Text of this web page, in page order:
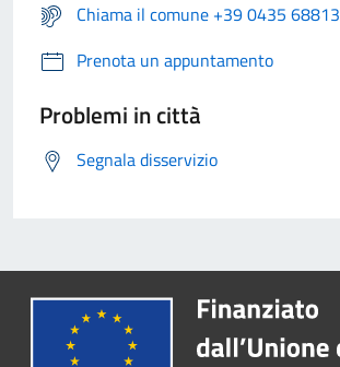
Chiama il comune +39 0435 68813
Prenota un appuntamento
Problemi in città
Segnala disservizio